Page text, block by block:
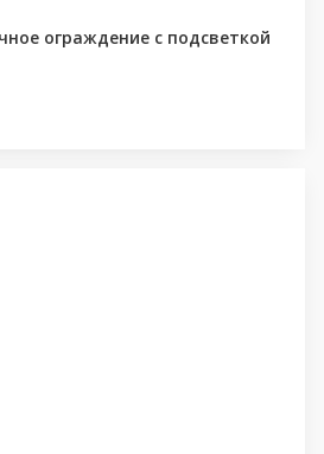
ограждение с подсветкой